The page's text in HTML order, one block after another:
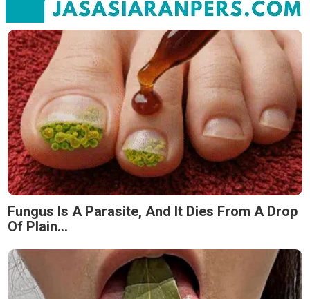
Fungus Is A Parasite, And It Dies From A Drop
Of Plain...